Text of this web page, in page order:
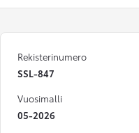
Rekisterinumero
SSL-847
Vuosimalli
05-2026